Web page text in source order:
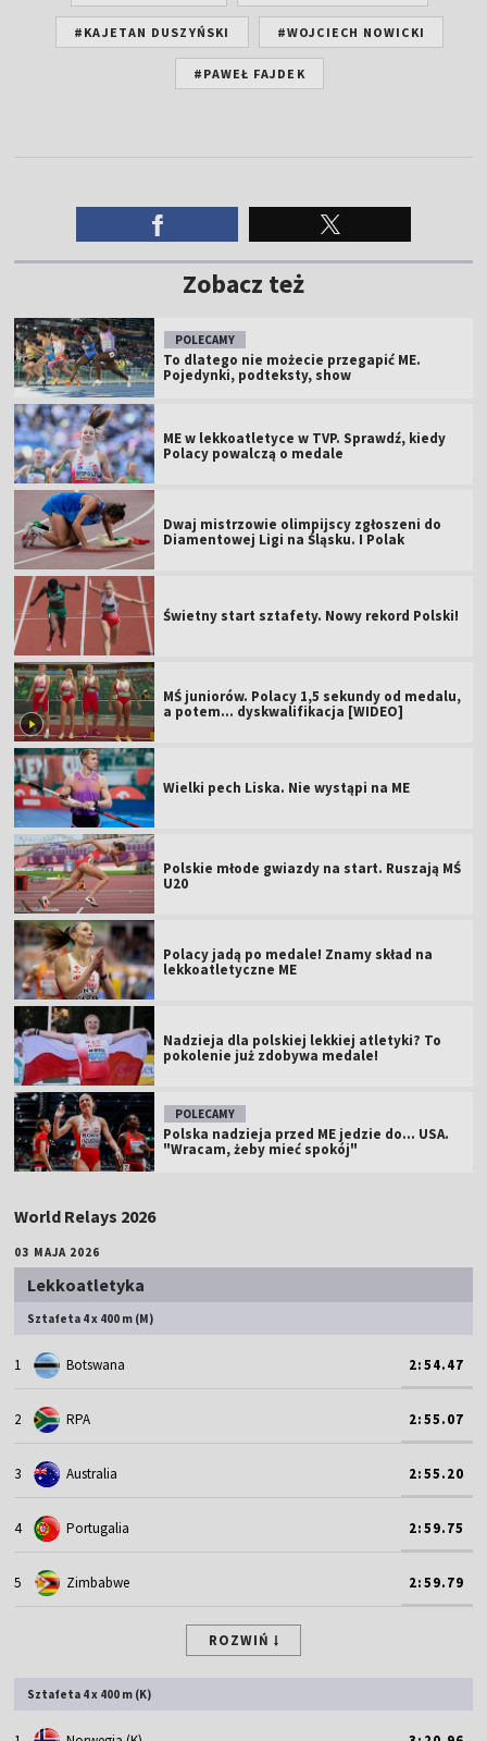
#KAJETAN DUSZYŃSKI #WOJCIECH NOWICKI
#PAWEŁ FAJDEK
Zobacz też
POLECAMY
To dlatego nie możecie przegapić ME.
Pojedynki, podteksty, show
ME w lekkoatletyce w TVP. Sprawdź, kiedy
Polacy powalczą o medale
Dwaj mistrzowie olimpijscy zgłoszeni do
Diamentowej Ligi na Śląsku. I Polak
Świetny start sztafety. Nowy rekord Polski!
MŚ juniorów. Polacy 1,5 sekundy od medalu,
a potem... dyskwalifikacja [WIDEO]
Wielki pech Liska. Nie wystąpi na ME
Polskie młode gwiazdy na start. Ruszają MŚ
U20
Polacy jadą po medale! Znamy skład na
lekkoatletyczne ME
Nadzieja dla polskiej lekkiej atletyki? To
pokolenie już zdobywa medale!
POLECAMY
Polska nadzieja przed ME jedzie do... USA.
"Wracam, żeby mieć spokój"
World Relays 2026
03 MAJA 2026
Lekkoatletyka
Sztafeta 4 x 400 m (M)
1 Botswana 2:54.47
2 RPA 2:55.07
3 Australia 2:55.20
4 Portugalia 2:59.75
5 Zimbabwe 2:59.79
ROZWIŃ
Sztafeta 4 x 400 m (K)